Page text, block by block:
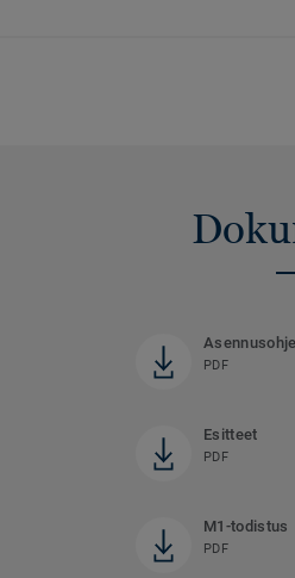
PDF
Esitteet
PDF
M1-todistus
PDF